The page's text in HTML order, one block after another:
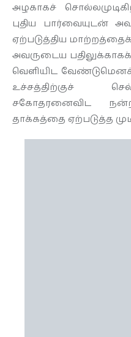
அழகாகச்
புதிய பார்வையுடன்
ஏற்படுத்திய மாற்றத்தைக்
அவருடைய
வெளியிட
உச்சத்திற்குச்
சகோதரனைவிட
தாக்கத்தை ஏற்படுத்த